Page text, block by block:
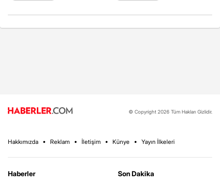
© Copyright 2026 Tüm Hakları Gizlidir.
Hakkımızda Reklam İletişim Künye Yayın İlkeleri
Haberler
Son Dakika